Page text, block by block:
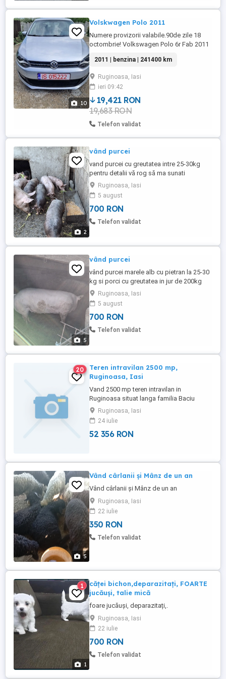
10
Volskwagen Polo 2011
Numere provizorii valabile.90de zile 18
octombrie! Volkswagen Polo 6r Fab 2011
70cp euro5 AC functionabil Geamuri
electrice Oglinzi electrice Doua chei 241
mii km reali DISTRIBUTIE FĂCUTĂ
RECENT ULEI SI FILTRE SCHIMBATE
Discuri si placute frana fata noi Curea ...
2011 | benzina | 241400 km
Ruginoasa, Iasi
ieri 09:42
19,421 RON
19,683 RON
Telefon validat
2
vând purcei
vand purcei cu greutatea intre 25-30kg
pentru detalii vă rog să ma sunati
Ruginoasa, Iasi
5 august
700 RON
Telefon validat
5
vând purcei
vând purcei marele alb cu pietran la 25-30
kg si porci cu greutatea in jur de 200kg
pentru detalii vă rog să mă contactați
Ruginoasa, Iasi
5 august
700 RON
Telefon validat
20
Teren intravilan 2500 mp,
Ruginoasa, Iasi
Vand 2500 mp teren intravilan in
Ruginoasa situat langa familia Baciu
(zona Orziste). Deschidere la drum aprox.
15 m. Aproape de soseaua Pascani -Iasi.
Zona este locuita, sunt mai multe case, iar
langa teren exista curent electric si
Ruginoasa, Iasi
24 iulie
52 356 RON
5
Vând cârlanii și Mânz de un an
Vând cârlanii și Mânz de un an
Ruginoasa, Iasi
22 iulie
350 RON
Telefon validat
1
1
căței bichon,deparazitați, FOARTE
jucăuși, talie mică
foare jucăuși, deparazitați,.
Ruginoasa, Iasi
22 iulie
700 RON
Telefon validat